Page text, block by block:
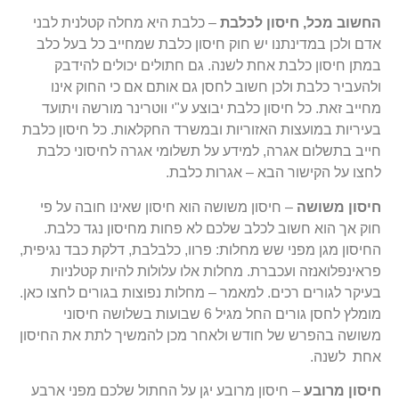
החשוב מכל, חיסון לכלבת – כלבת היא מחלה קטלנית לבני
אדם ולכן במדינתנו יש חוק חיסון כלבת שמחייב כל בעל כלב
במתן חיסון כלבת אחת לשנה. גם חתולים יכולים להידבק
ולהעביר כלבת ולכן חשוב לחסן גם אותם אם כי החוק אינו
מחייב זאת. כל חיסון כלבת יבוצע ע"י ווטרינר מורשה ויתועד
בעיריות במועצות האזוריות ובמשרד החקלאות. כל חיסון כלבת
חייב בתשלום אגרה, למידע על תשלומי אגרה לחיסוני כלבת
לחצו על הקישור הבא – אגרות כלבת.
חיסון משושה – חיסון משושה הוא חיסון שאינו חובה על פי
חוק אך הוא חשוב לכלב שלכם לא פחות מחיסון נגד כלבת.
החיסון מגן מפני שש מחלות: פרוו, כלבלבת, דלקת כבד נגיפית,
פראינפלואנזה ועכברת. מחלות אלו עלולות להיות קטלניות
בעיקר לגורים רכים. למאמר – מחלות נפוצות בגורים לחצו כאן.
מומלץ לחסן גורים החל מגיל 6 שבועות בשלושה חיסוני
משושה בהפרש של חודש ולאחר מכן להמשיך לתת את החיסון
אחת לשנה.
חיסון מרובע – חיסון מרובע יגן על החתול שלכם מפני ארבע